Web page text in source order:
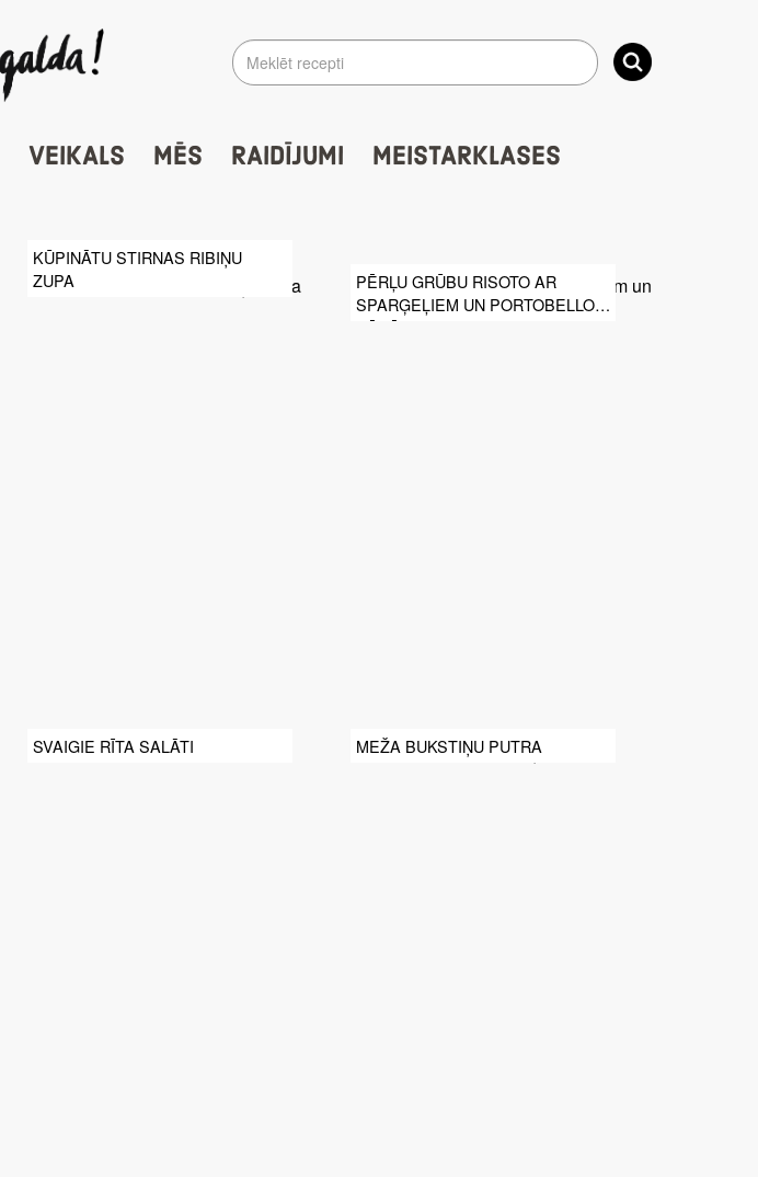
VEIKALS MĒS RAIDĪJUMI MEISTARKLASES
KŪPINĀTU STIRNAS RIBIŅU
ZUPA
PĒRĻU GRŪBU RISOTO AR
SPARĢEĻIEM UN PORTOBELLO
SĒNĒM
SVAIGIE RĪTA SALĀTI MEŽA BUKSTIŅU PUTRA